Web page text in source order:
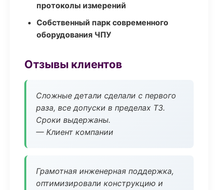
протоколы измерений
Собственный парк современного
оборудования ЧПУ
Отзывы клиентов
Сложные детали сделали с первого
раза, все допуски в пределах ТЗ.
Сроки выдержаны.
— Клиент компании
Грамотная инженерная поддержка,
оптимизировали конструкцию и